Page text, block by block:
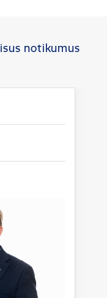
notikumus